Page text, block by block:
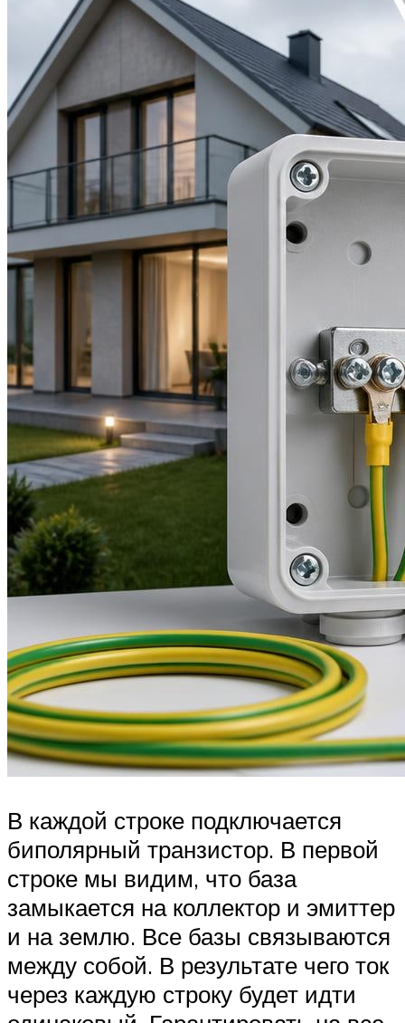
В каждой строке подключается
биполярный транзистор. В первой
строке мы видим, что база
замыкается на коллектор и эмиттер
и на землю. Все базы связываются
между собой. В результате чего ток
через каждую строку будет идти